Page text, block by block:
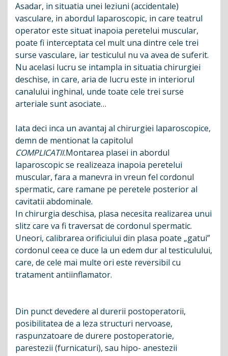
Asadar, in situatia unei leziuni (accidentale)
vasculare, in abordul laparoscopic, in care teatrul
operator este situat inapoia peretelui muscular,
poate fi interceptata cel mult una dintre cele trei
surse vasculare, iar testiculul nu va avea de suferit.
Nu acelasi lucru se intampla in situatia chirurgiei
deschise, in care, aria de lucru este in interiorul
canalului inghinal, unde toate cele trei surse
arteriale sunt asociate…
Iata deci inca un avantaj al chirurgiei laparoscopice,
demn de mentionat la capitolul
COMPLICATII.Montarea plasei in abordul
laparoscopic se realizeaza inapoia peretelui
muscular, fara a manevra in vreun fel cordonul
spermatic, care ramane pe peretele posterior al
cavitatii abdominale.
In chirurgia deschisa, plasa necesita realizarea unui
slitz care va fi traversat de cordonul spermatic.
Uneori, calibrarea orificiului din plasa poate „gatui”
cordonul ceea ce duce la un edem dur al testiculului,
care, de cele mai multe ori este reversibil cu
tratament antiinflamator.
Din punct devedere al durerii postoperatorii,
posibilitatea de a leza structuri nervoase,
raspunzatoare de durere postoperatorie,
parestezii (furnicaturi), sau hipo- anestezii